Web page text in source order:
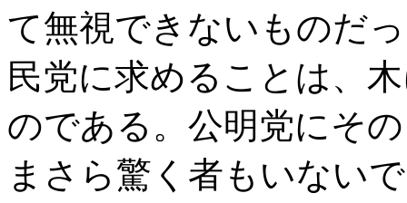
て無視できないものだ
民党に求めることは、
のである。公明党にそ
まさら驚く者もいない